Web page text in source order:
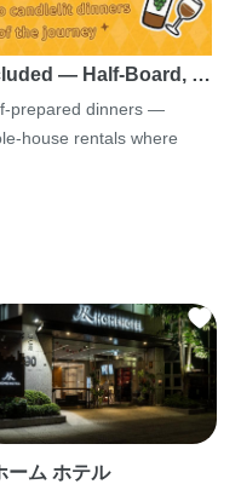
— Half-Board, …
prepared dinners —
house rentals where
ーム ホテル